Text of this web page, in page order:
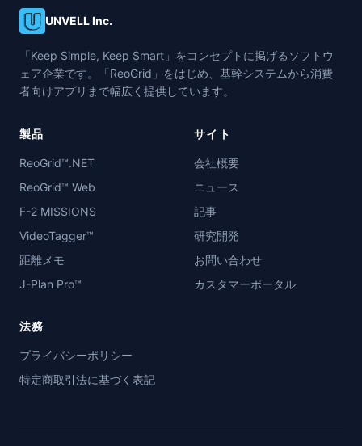
UNVELL Inc.
「Keep Simple, Keep Smart」をコンセプトに掲げるソフトウ
ェア企業です。「ReoGrid」をはじめ、基幹システムから消費
者向けアプリまで幅広く提供しています。
製品
ReoGrid™.NET
ReoGrid™ Web
F-2 MISSIONS
VideoTagger™
距離メモ
J-Plan Pro™
サイト
会社概要
ニュース
記事
研究開発
お問い合わせ
カスタマーポータル
法務
プライバシーポリシー
特定商取引法に基づく表記